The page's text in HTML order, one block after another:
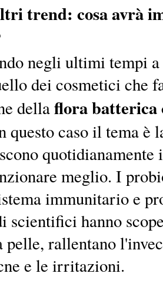
trend: cosa avrà
negli ultimi tempi
dei cosmetici che
dellaflora batterica
questo caso il tema è
meglio. I
immunitario e
scientifici hanno
rallentano
e le irritazioni.